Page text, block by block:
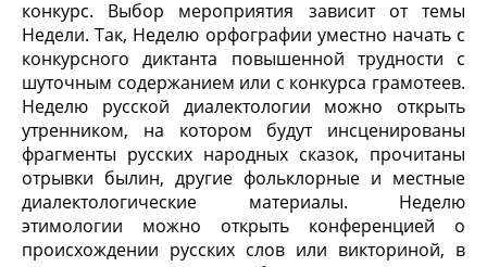
конкурс. Выбор мероприятия зависит от темы
Недели. Так, Неделю орфографии уместно на­чать с
конкурсного диктанта повышенной трудности с
шуточ­ным содержанием или с конкурса грамотеев.
Неделю русской диалектологии можно открыть
утренником, на котором будут инсценированы
фрагменты русских народных сказок, прочи­таны
отрывки былин, другие фольклорные и местные
диалек­тологические материалы. Неделю
этимологии можно открыть конференцией о
происхождении русских слов или викториной, в